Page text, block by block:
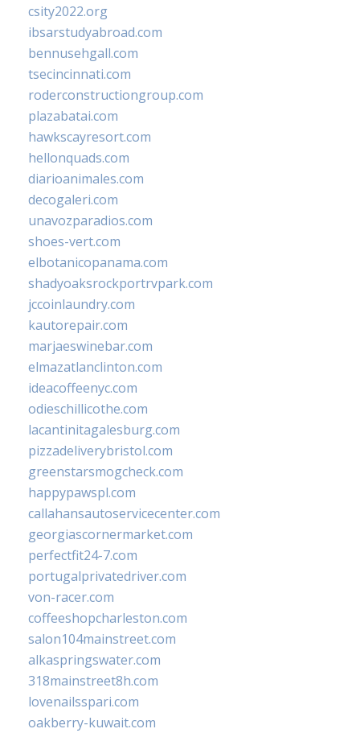
csity2022.org
ibsarstudyabroad.com
bennusehgall.com
tsecincinnati.com
roderconstructiongroup.com
plazabatai.com
hawkscayresort.com
hellonquads.com
diarioanimales.com
decogaleri.com
unavozparadios.com
shoes-vert.com
elbotanicopanama.com
shadyoaksrockportrvpark.com
jccoinlaundry.com
kautorepair.com
marjaeswinebar.com
elmazatlanclinton.com
ideacoffeenyc.com
odieschillicothe.com
lacantinitagalesburg.com
pizzadeliverybristol.com
greenstarsmogcheck.com
happypawspl.com
callahansautoservicecenter.com
georgiascornermarket.com
perfectfit24-7.com
portugalprivatedriver.com
von-racer.com
coffeeshopcharleston.com
salon104mainstreet.com
alkaspringswater.com
318mainstreet8h.com
lovenailsspari.com
oakberry-kuwait.com